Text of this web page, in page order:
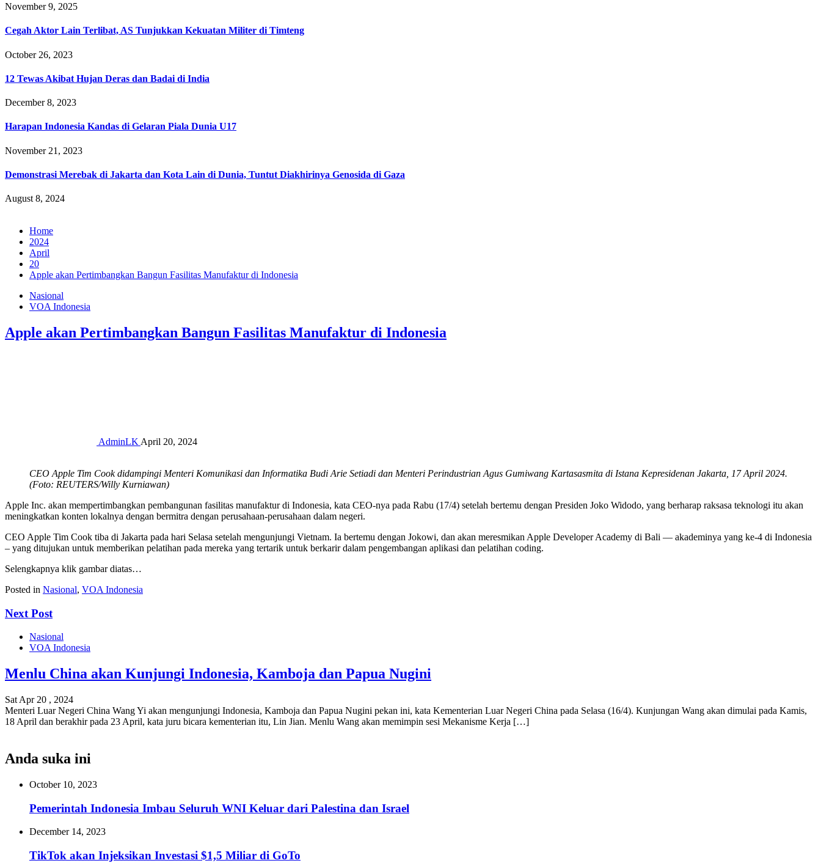
November 9, 2025
Cegah Aktor Lain Terlibat, AS Tunjukkan Kekuatan Militer di Timteng
October 26, 2023
12 Tewas Akibat Hujan Deras dan Badai di India
December 8, 2023
Harapan Indonesia Kandas di Gelaran Piala Dunia U17
November 21, 2023
Demonstrasi Merebak di Jakarta dan Kota Lain di Dunia, Tuntut Diakhirinya Genosida di Gaza
August 8, 2024
Home
2024
April
20
Apple akan Pertimbangkan Bangun Fasilitas Manufaktur di Indonesia
Nasional
VOA Indonesia
Apple akan Pertimbangkan Bangun Fasilitas Manufaktur di Indonesia
AdminLK April 20, 2024
CEO Apple Tim Cook didampingi Menteri Komunikasi dan Informatika Budi Arie Setiadi dan Menteri Perindustrian Agus Gumiwang Kartasasmita di Istana Kepresidenan Jakarta, 17 April 2024.
(Foto: REUTERS/Willy Kurniawan)
Apple Inc. akan mempertimbangkan pembangunan fasilitas manufaktur di Indonesia, kata CEO-nya pada Rabu (17/4) setelah bertemu dengan Presiden Joko Widodo, yang berharap raksasa teknologi itu akan
meningkatkan konten lokalnya dengan bermitra dengan perusahaan-perusahaan dalam negeri.
CEO Apple Tim Cook tiba di Jakarta pada hari Selasa setelah mengunjungi Vietnam. Ia bertemu dengan Jokowi, dan akan meresmikan Apple Developer Academy di Bali — akademinya yang ke-4 di Indonesia
– yang ditujukan untuk memberikan pelatihan pada mereka yang tertarik untuk berkarir dalam pengembangan aplikasi dan pelatihan coding.
Selengkapnya klik gambar diatas…
Posted in Nasional, VOA Indonesia
Next Post
Nasional
VOA Indonesia
Menlu China akan Kunjungi Indonesia, Kamboja dan Papua Nugini
Sat Apr 20 , 2024
Menteri Luar Negeri China Wang Yi akan mengunjungi Indonesia, Kamboja dan Papua Nugini pekan ini, kata Kementerian Luar Negeri China pada Selasa (16/4). Kunjungan Wang akan dimulai pada Kamis,
18 April dan berakhir pada 23 April, kata juru bicara kementerian itu, Lin Jian. Menlu Wang akan memimpin sesi Mekanisme Kerja […]
Anda suka ini
October 10, 2023
Pemerintah Indonesia Imbau Seluruh WNI Keluar dari Palestina dan Israel
December 14, 2023
TikTok akan Injeksikan Investasi $1,5 Miliar di GoTo